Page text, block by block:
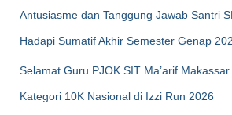
Antusiasme dan Tanggung Jawab Santri
Hadapi Sumatif Akhir Semester Genap
Selamat Guru PJOK SIT Ma’arif
Kategori 10K Nasional di Izzi Run 2026